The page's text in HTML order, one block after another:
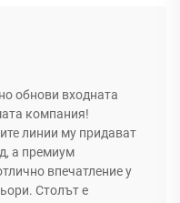
обнови входната
компания!
линии му придават
а премиум
впечатление у
Столът е